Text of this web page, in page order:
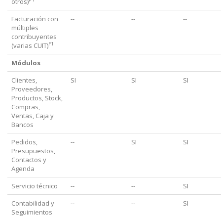
Facturación con
múltiples
contribuyentes
(varias CUIT)F1
-- -- --
Módulos
Clientes,
Proveedores,
Productos, Stock,
Compras,
Ventas, Caja y
Bancos
SI SI SI
Pedidos,
Presupuestos,
Contactos y
Agenda
-- SI SI
Servicio técnico -- --
SI
Contabilidad y
Seguimientos
-- -- SI